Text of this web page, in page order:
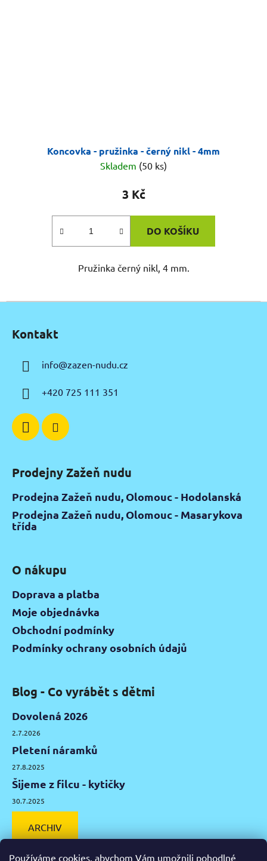
Používáme cookies, abychom Vám umožnili pohodlné
Koncovka - pružinka - černý nikl - 4mm
Skladem (50 ks)
3 Kč
DO KOŠÍKU
Pružinka černý nikl, 4 mm.
Kontakt
info@zazen-nudu.cz
+420 725 111 351
Prodejny Zažeň nudu
Prodejna Zažeň nudu, Olomouc - Hodolanská
Prodejna Zažeň nudu, Olomouc - Masarykova
třída
O nákupu
Doprava a platba
Moje objednávka
Obchodní podmínky
Podmínky ochrany osobních údajů
Blog - Co vyrábět s dětmi
Dovolená 2026
2.7.2026
Pletení náramků
27.8.2025
Šijeme z filcu - kytičky
30.7.2025
ARCHIV